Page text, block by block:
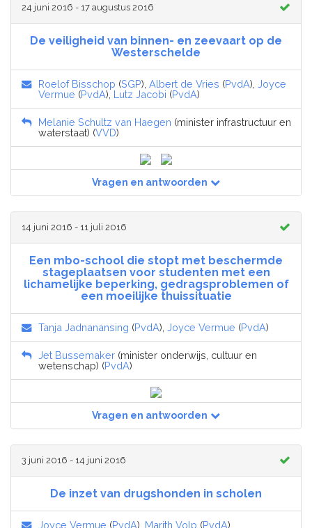
24 juni 2016 - 17 augustus 2016
De veiligheid van binnen- en zeevaart op de
Westerschelde
Roelof Bisschop (SGP), Albert de Vries (PvdA), Joyce
Vermue (PvdA), Lutz Jacobi (PvdA)
Melanie Schultz van Haegen (minister infrastructuur en
waterstaat) (VVD)
Vragen en antwoorden
14 juni 2016 - 11 juli 2016
Een mbo-school die stopt met beschermde
stageplaatsen voor studenten met een
lichamelijke beperking, gedragsproblemen of
een moeilijke thuissituatie
Tanja Jadnanansing (PvdA), Joyce Vermue (PvdA)
Jet Bussemaker (minister onderwijs, cultuur en
wetenschap) (PvdA)
Vragen en antwoorden
3 juni 2016 - 14 juni 2016
De inzet van drugshonden in scholen
Joyce Vermue (PvdA), Marith Volp (PvdA)